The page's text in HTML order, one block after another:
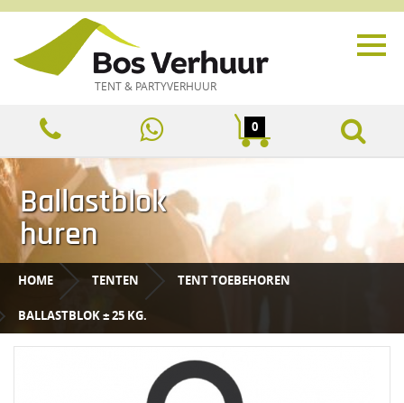
TENT & PARTYVERHUUR
0
Ballastblok
huren
HOME TENTEN TENT TOEBEHOREN
BALLASTBLOK ± 25 KG.